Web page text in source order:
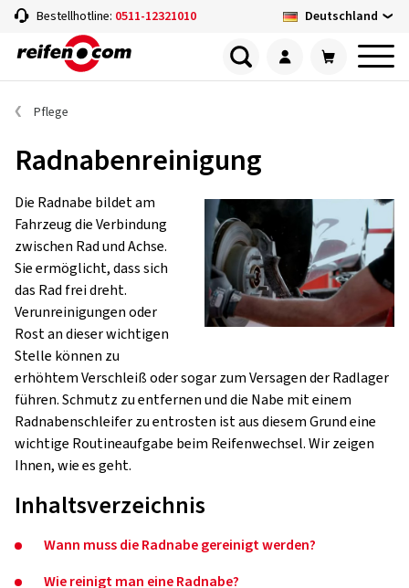
Bestellhotline: 0511-12321010 Deutschland
Pflege
Radnabenreinigung
Die Radnabe bildet am
Fahrzeug die Verbindung
zwischen Rad und Achse.
Sie ermöglicht, dass sich
das Rad frei dreht.
Verunreinigungen oder
Rost an dieser wichtigen
Stelle können zu
erhöhtem Verschleiß oder sogar zum Versagen der Radlager
führen. Schmutz zu entfernen und die Nabe mit einem
Radnabenschleifer zu entrosten ist aus diesem Grund eine
wichtige Routineaufgabe beim Reifenwechsel. Wir zeigen
Ihnen, wie es geht.
Inhaltsverzeichnis
Wann muss die Radnabe gereinigt werden?
Wie reinigt man eine Radnabe?